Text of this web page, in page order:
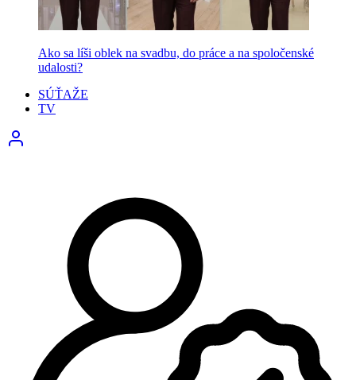
Ako sa líši oblek na svadbu, do práce a na spoločenské
udalosti?
SÚŤAŽE
TV